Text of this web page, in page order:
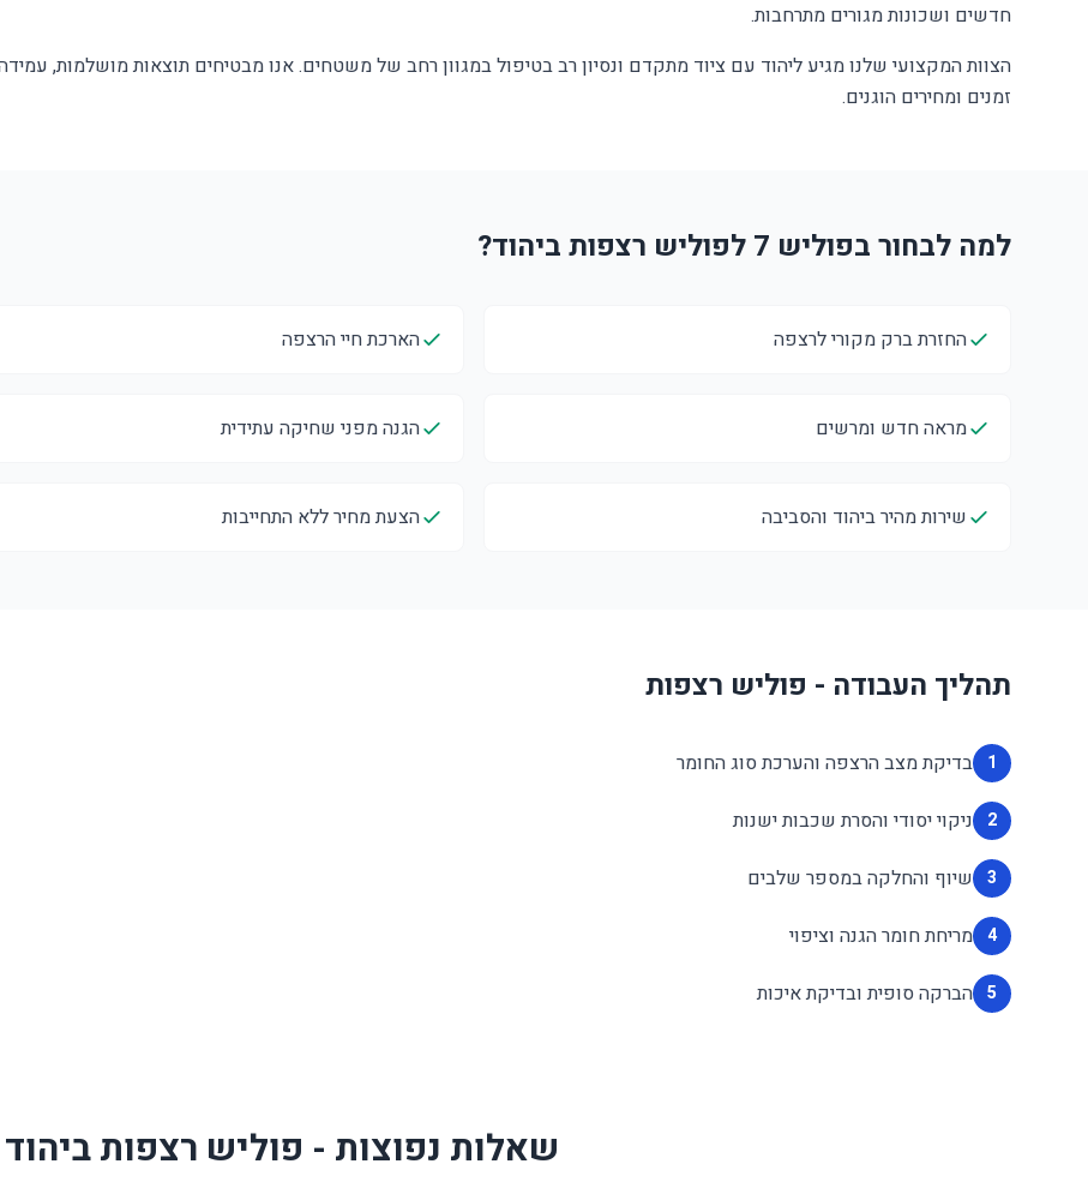
חדשים ושכונות מגורים מתרחבות.
הצוות המקצועי שלנו מגיע ליהוד עם ציוד מתקדם ונסיון רב בטיפול במגוון רחב של משטחים. אנו מבטיחים תוצאות מושלמות,
זמנים ומחירים הוגנים.
למה לבחור בפוליש 7 לפוליש רצפות ביהוד?
החזרת ברק מקורי לרצפה הארכת חיי הרצפה
מראה חדש ומרשים הגנה מפני שחיקה עתידית
שירות מהיר ביהוד והסביבה הצעת מחיר ללא התחייבות
תהליך העבודה - פוליש רצפות
1 בדיקת מצב הרצפה והערכת סוג החומר
2 ניקוי יסודי והסרת שכבות ישנות
3 שיוף והחלקה במספר שלבים
4 מריחת חומר הגנה וציפוי
5 הברקה סופית ובדיקת איכות
שאלות נפוצות - פוליש רצפות ביהוד